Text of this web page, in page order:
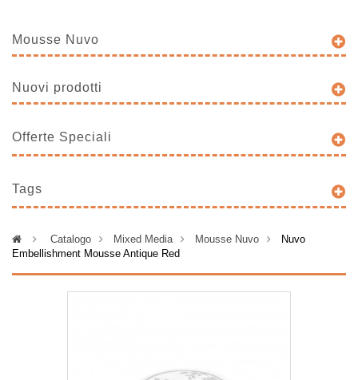
Mousse Nuvo
Nuovi prodotti
Offerte Speciali
Tags
> Catalogo > Mixed Media > Mousse Nuvo >
Nuvo
Embellishment Mousse Antique Red